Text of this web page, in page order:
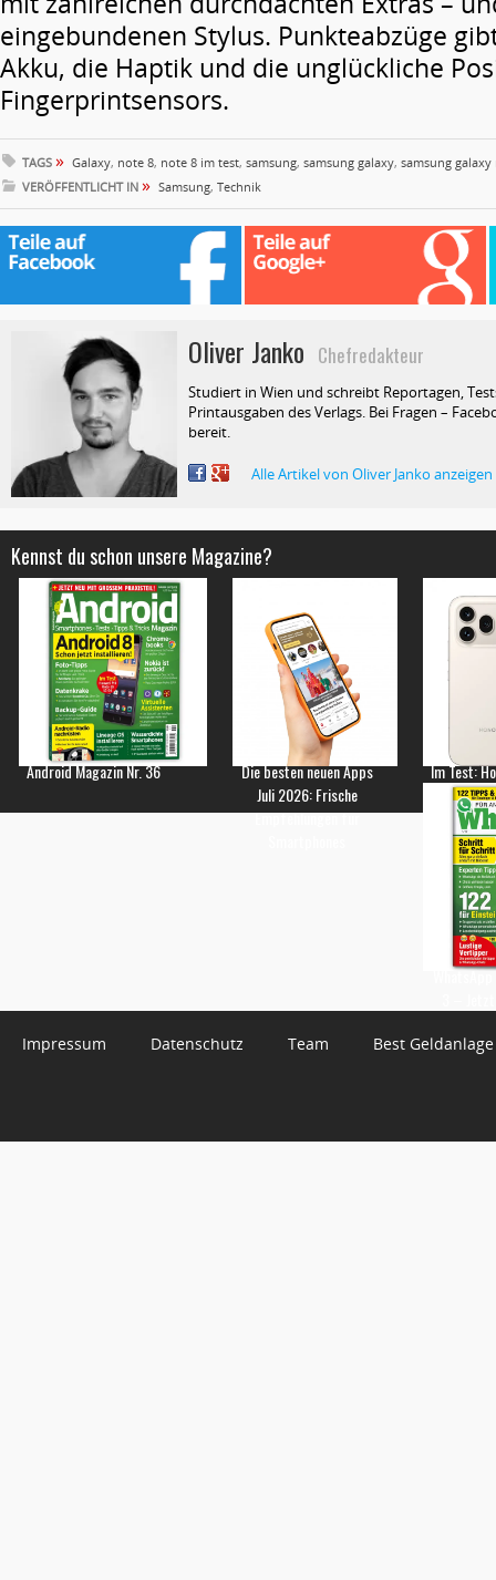
eingebundenen Stylus. Punkteabzüge
Akku, die Haptik und die unglückliche
Fingerprintsensors.
TAGS » Galaxy, note 8, note 8 im test, samsung, samsung galaxy, samsung galaxy
VERÖFFENTLICHT IN » Samsung, Technik
Oliver Janko Chefredakteur
Studiert in Wien und schreibt Reportagen,
Printausgaben des Verlags. Bei Fragen –
bereit.
Alle Artikel von Oliver Janko anzeigen
Kennst du schon unsere Magazine?
Android Magazin Nr. 36
Die besten neuen Apps
Juli 2026: Frische
Empfehlungen für
Im Test:
Impressum Datenschutz Team Best Geldanlage